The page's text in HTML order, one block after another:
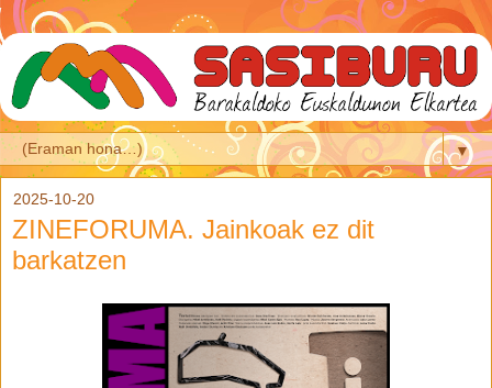
▼
2025-10-20
ZINEFORUMA. Jainkoak ez dit
barkatzen